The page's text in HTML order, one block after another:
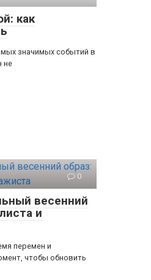
как
значимых событий в
не
0
весенний
и
перемен и
чтобы обновить